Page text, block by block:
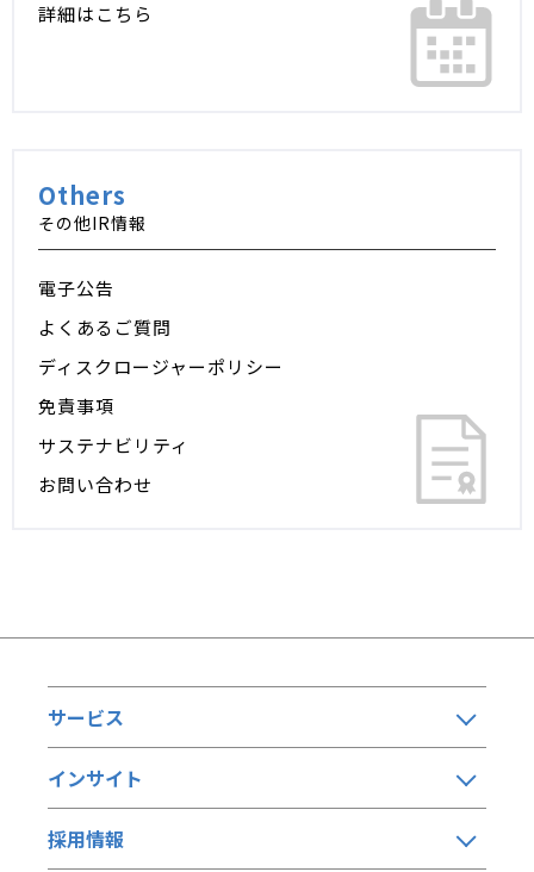
詳細はこちら
Others
その他IR情報
電子公告
よくあるご質問
ディスクロージャーポリシー
免責事項
サステナビリティ
お問い合わせ
サービス
インサイト
採用情報